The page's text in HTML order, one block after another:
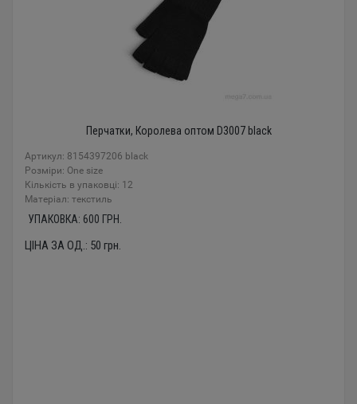
Перчатки, Королева оптом D3007 black
Артикул: 8154397206 black
Розміри: One size
Кількість в упаковці: 12
Mатеріал: текстиль
УПАКОВКА: 600 ГРН.
ЦІНА ЗА ОД.: 50 грн.